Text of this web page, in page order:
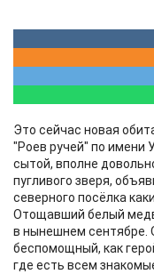
Это сейчас новая
"Роев ручей" по имени
сытой, вполне
пугливого зверя,
северного посёлка
Отощавший белый
в нынешнем сентябре.
беспомощный, как
где есть всем